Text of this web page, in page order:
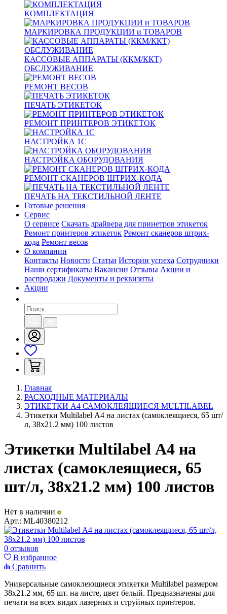
КОМПЛЕКТАЦИЯ
МАРКИРОВКА ПРОДУКЦИИ и ТОВАРОВ
КАССОВЫЕ АППАРАТЫ (ККМ/ККТ)
ОБСЛУЖИВАНИЕ
РЕМОНТ ВЕСОВ
ПЕЧАТЬ ЭТИКЕТОК
РЕМОНТ ПРИНТЕРОВ ЭТИКЕТОК
НАСТРОЙКА 1С
НАСТРОЙКА ОБОРУДОВАНИЯ
РЕМОНТ СКАНЕРОВ ШТРИХ-КОДА
ПЕЧАТЬ НА ТЕКСТИЛЬНОЙ ЛЕНТЕ
Готовые решения
Сервис
О сервисе Скачать драйвера для принетров этикеток
Ремонт принтеров этикеток Ремонт сканеров штрих-
кода Ремонт весов
О компании
Контакты Новости Статьи Истории успеха Сотрудники
Наши сертификаты Вакансии Отзывы Акции и
распродажи Документы и реквизиты
Акции
Главная
РАСХОДНЫЕ МАТЕРИАЛЫ
ЭТИКЕТКИ А4 САМОКЛЕЯЩИЕСЯ MULTILABEL
Этикетки Multilabel А4 на листах (самоклеящиеся, 65 шт/
л, 38х21.2 мм) 100 листов
Этикетки Multilabel А4 на
листах (самоклеящиеся, 65
шт/л, 38х21.2 мм) 100 листов
Нет в наличии
Арт.: ML40380212
0 отзывов
В избранное
Сравнить
Универсальные самоклеющиеся этикетки Multilabel размером
38х21.2 мм, 65 шт. на листе, цвет белый. Предназначены для
печати на всех видах лазерных и струйных принтеров.